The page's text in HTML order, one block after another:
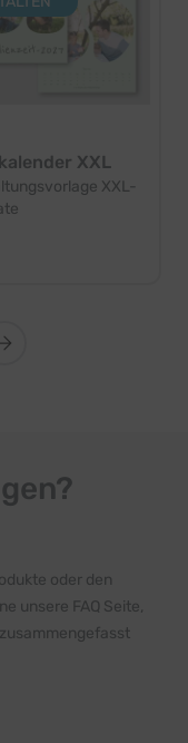
XXL
XXL-
oder den
unsere FAQ Seite,